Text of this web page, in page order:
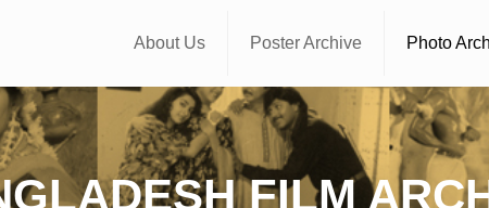
About Us Poster Archive Photo
FILM